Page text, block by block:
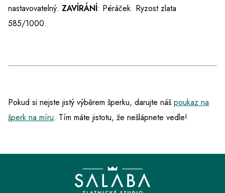
nastavovatelný. ZAVÍRÁNÍ: Péráček. Ryzost zlata
585/1000.
Pokud si nejste jistý výběrem šperku, darujte náš poukaz na
šperk na míru. Tím máte jistotu, že nešlápnete vedle!